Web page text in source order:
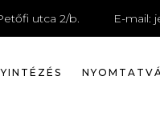
utca 2/b. E-mail: